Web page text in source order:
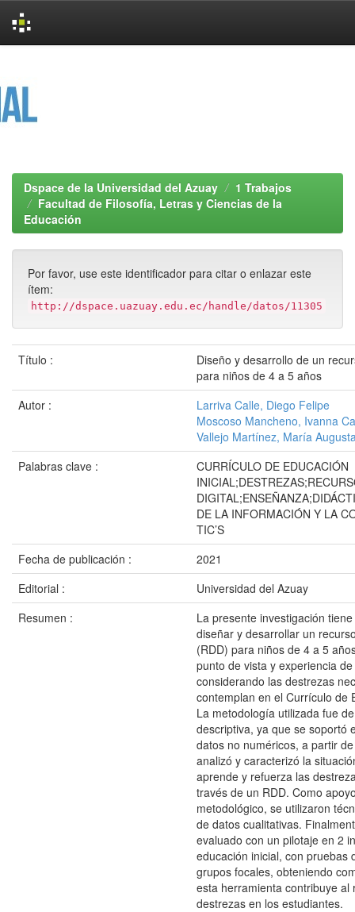
Dspace de la Universidad del Azuay
1 Trabajos
Facultad de Filosofía, Letras y Ciencias de la
Educación
Por favor, use este identificador para citar o enlazar este
ítem:
http://dspace.uazuay.edu.ec/handle/datos/11305
Título :
Diseño y desarrollo de un
para niños de 4 a 5 años
Autor :
Larriva Calle, Diego Felipe
Moscoso Mancheno, Ivanna
Vallejo Martínez, María
Palabras clave :
CURRÍCULO DE EDUCACIÓN
DE LA INFORMACIÓN Y LA
TIC’S
Fecha de publicación :
2021
Editorial :
Universidad del Azuay
Resumen :
La presente investigación
diseñar y desarrollar un
(RDD) para niños de 4 a 5
punto de vista y experiencia
considerando las destrezas
contemplan en el Currículo de
La metodología utilizada fue
descriptiva, ya que se soportó
datos no numéricos, a partir
analizó y caracterizó la
aprende y refuerza las
través de un RDD. Como
metodológico, se utilizaron
de datos cualitativas.
evaluado con un pilotaje en 2
educación inicial, con pruebas
grupos focales, obteniendo
esta herramienta contribuye al
destrezas en los estudiantes.